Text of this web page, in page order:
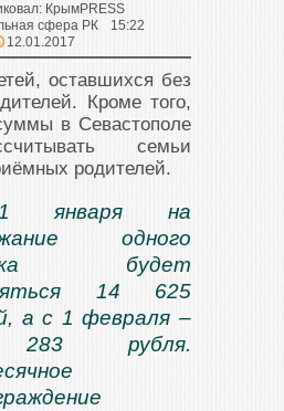
КрымPRESS
сфера РК
15:22
12.01.2017
оставшихся без
Кроме того,
в Севастополе
семьи
родителей.
на
одного
будет
14 625
а с 1 февраля –
рубля.